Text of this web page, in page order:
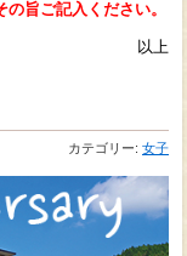
旨ご記入ください。
以上
カテゴリー: 女子